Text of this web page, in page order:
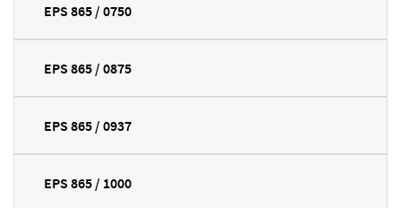
EPS 865 / 0750
EPS 865 / 0875
EPS 865 / 0937
EPS 865 / 1000